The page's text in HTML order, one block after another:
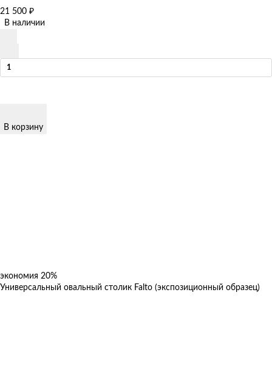
21 500 ₽
В наличии
В корзину
экономия 20%
Универсальный овальный столик Falto (экспозиционный образец)